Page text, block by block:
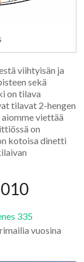
viihtyisän ja
sekä
on tilava
tilavat 2-hengen
viettää
on
kotoisa dinetti
335
vuosina